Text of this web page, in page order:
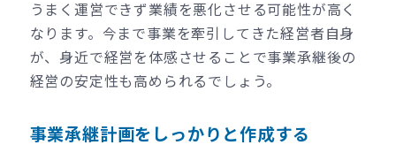
うまく運営できず業績を悪化させる可能性が高く
なります。今まで事業を牽引してきた経営者自身
が、身近で経営を体感させることで事業承継後の
経営の安定性も高められるでしょう。
事業承継計画をしっかりと作成する